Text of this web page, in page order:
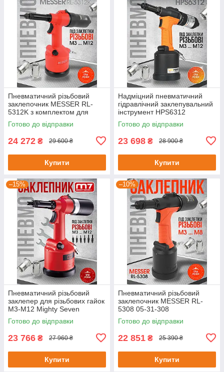
Пневматичний різьбовий
заклепочник MESSER RL-
5312K з комплектом для
встановлення заклепок
Готово до відправки
24 272 ₴ 29 600 ₴
Купити
Надміцний пневматичний
гідравлічний заклепувальний
інструмент HPS6312
Готово до відправки
23 698 ₴ 28 900 ₴
Купити
–15%
Пневматичний різьбовий
заклепер для різьбових гайок
М3-М12 Mighty Seven
Готово до відправки
23 766 ₴ 27 960 ₴
Купити
–10%
Пневматичний різьбовий
заклепочник MESSER RL-
5308 05-31-308
Готово до відправки
22 851 ₴ 25 390 ₴
Купити